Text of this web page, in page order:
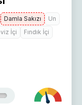
Damla Sakızı
Un
İçi
Fındık İçi